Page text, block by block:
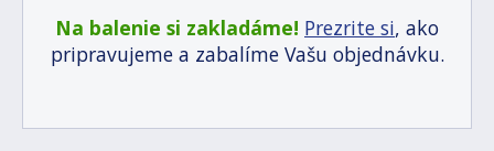
Na balenie si zakladáme! Prezrite si, ako
pripravujeme a zabalíme Vašu objednávku.